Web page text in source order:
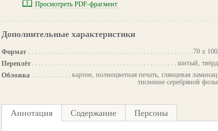
Просмотреть PDF-фрагмент
Дополнительные характеристики
Формат
70 х
Переплёт
шитый,
Обложка
картон, полноцветная печать, глянцевая
тиснение серебряной
Аннотация Содержание Персоны